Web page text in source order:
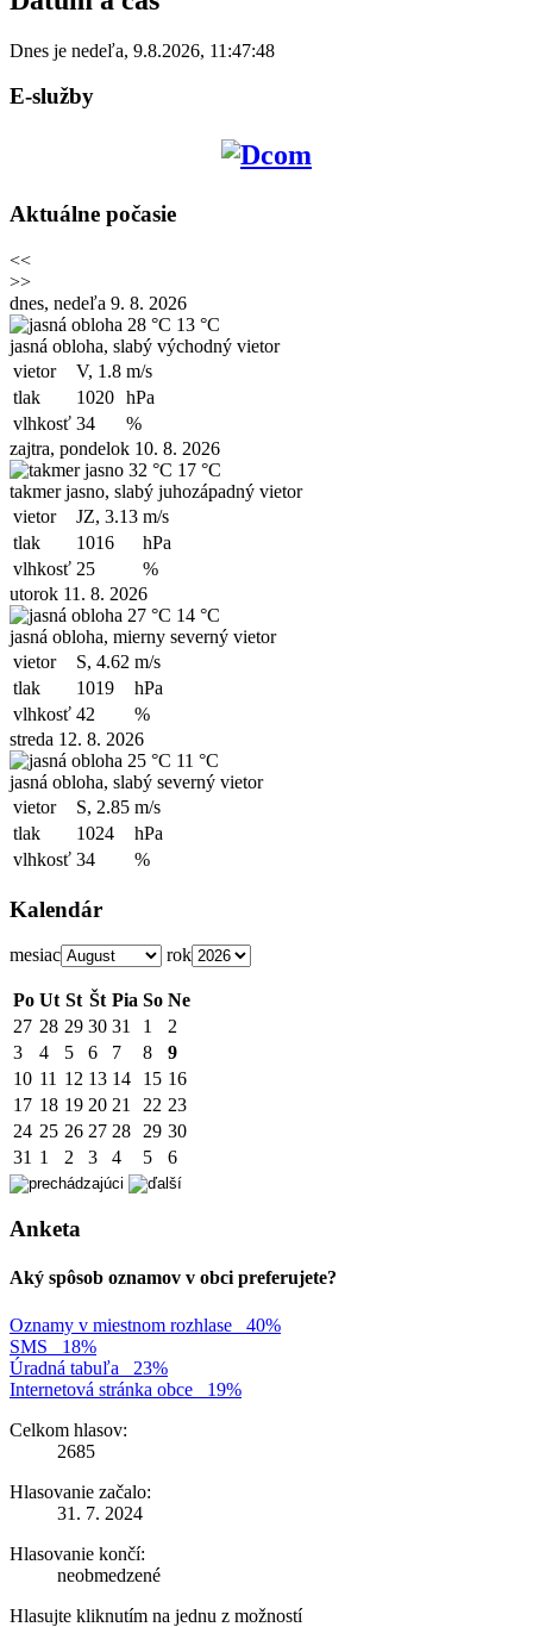
Dnes je nedeľa, 9.8.2026, 11:47:48
E-služby
Aktuálne počasie
<<
>>
dnes, nedeľa 9. 8. 2026
28 °C 13 °C
jasná obloha, slabý východný vietor
vietor
V, 1.8 m/s
tlak
1020 hPa
vlhkosť 34
%
zajtra, pondelok 10. 8. 2026
32 °C 17 °C
takmer jasno, slabý juhozápadný vietor
vietor
JZ, 3.13 m/s
tlak
1016
hPa
vlhkosť 25
%
utorok 11. 8. 2026
27 °C 14 °C
jasná obloha, mierny severný vietor
vietor
S, 4.62 m/s
tlak
1019
hPa
vlhkosť 42
%
streda 12. 8. 2026
25 °C 11 °C
jasná obloha, slabý severný vietor
vietor
S, 2.85 m/s
tlak
1024
hPa
vlhkosť 34 %
Kalendár
mesiac rok
Po Ut St Št Pia So Ne
27 28 29 30 31 1
2
3
4 5 6 7 8
9
10 11 12 13 14 15 16
17 18 19 20 21 22 23
24 25 26 27 28 29 30
31 1 2 3 4 5 6
Anketa
Aký spôsob oznamov v obci preferujete?
Oznamy v miestnom rozhlase
40%
SMS
18%
Úradná tabuľa
23%
Internetová stránka obce
19%
Celkom hlasov:
2685
Hlasovanie začalo:
31. 7. 2024
Hlasovanie končí:
neobmedzené
Hlasujte kliknutím na jednu z možností